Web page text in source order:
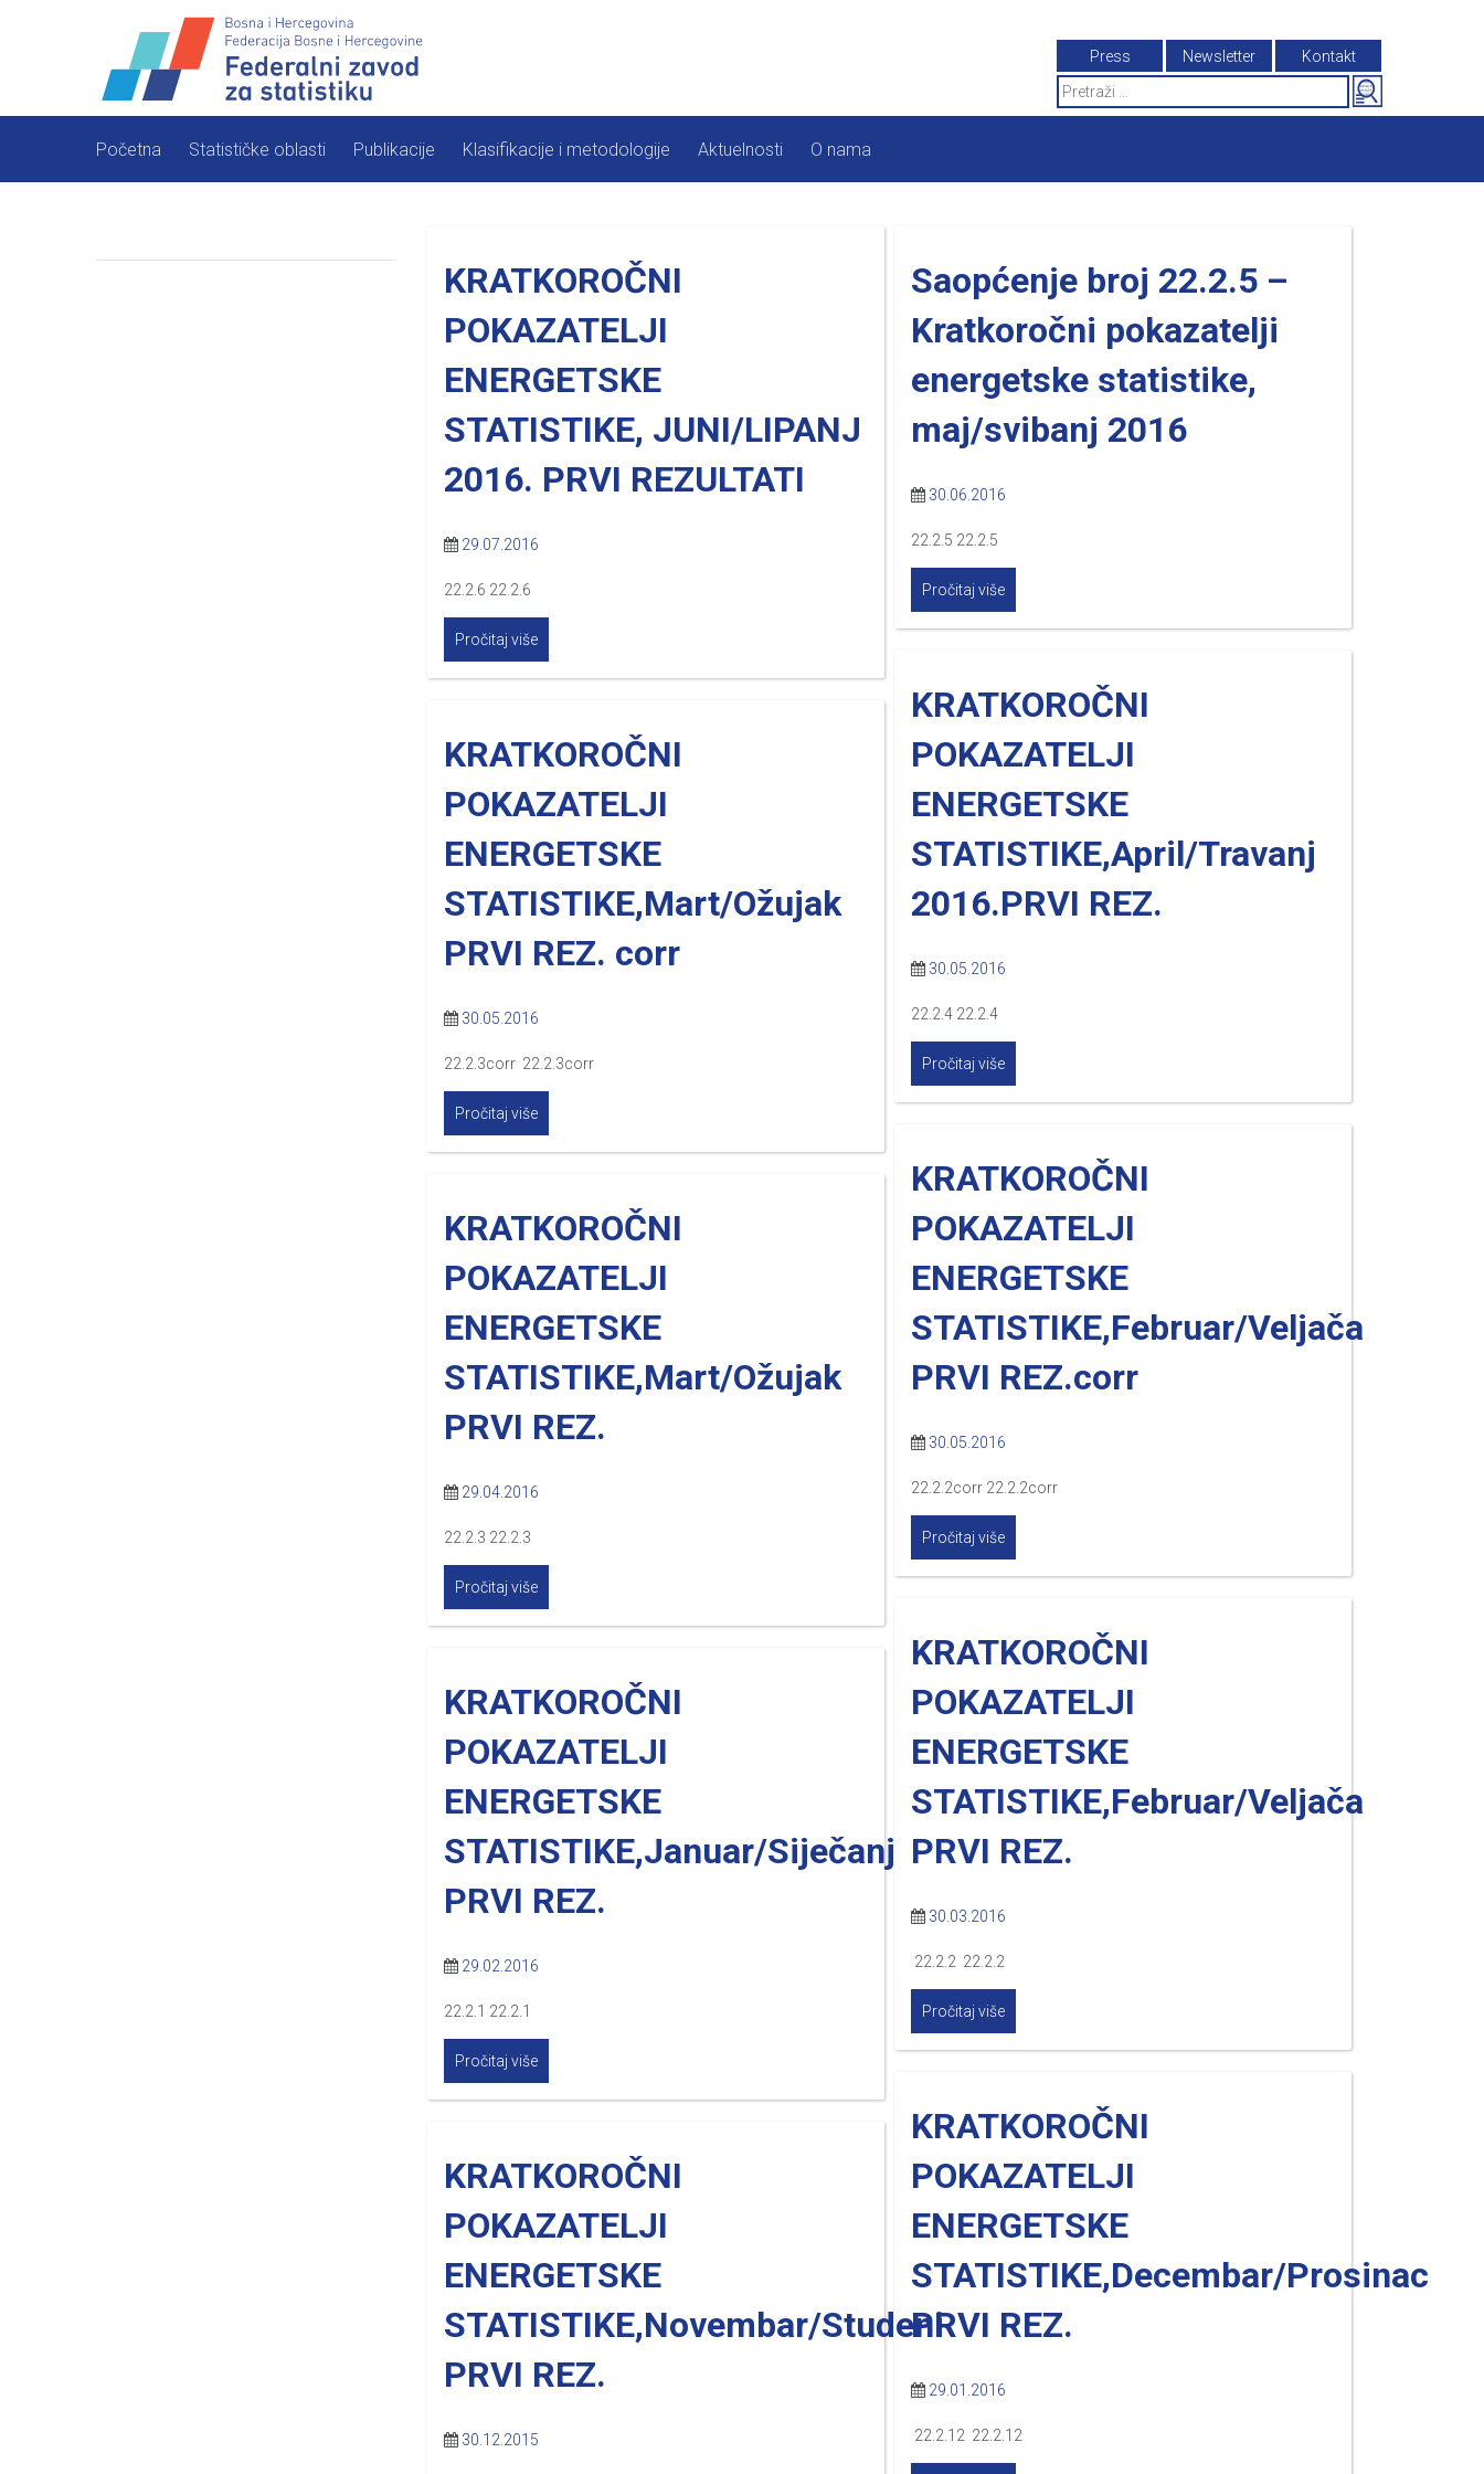
Press Newsletter
Kontakt
Search
for:
Početna Statističke oblasti Publikacije Klasifikacije i metodologije Aktuelnosti O nama
KRATKOROČNI
POKAZATELJI
ENERGETSKE
STATISTIKE, JUNI/LIPANJ
2016. PRVI REZULTATI
29.07.2016
22.2.6 22.2.6
Pročitaj više
Saopćenje broj 22.2.5 –
Kratkoročni pokazatelji
energetske statistike,
maj/svibanj 2016
30.06.2016
22.2.5 22.2.5
Pročitaj više
KRATKOROČNI
POKAZATELJI
ENERGETSKE
STATISTIKE,April/Travanj
2016.PRVI REZ.
30.05.2016
22.2.4 22.2.4
Pročitaj više
KRATKOROČNI
POKAZATELJI
ENERGETSKE
STATISTIKE,Mart/Ožujak
PRVI REZ. corr
30.05.2016
22.2.3corr 22.2.3corr
Pročitaj više
KRATKOROČNI
POKAZATELJI
ENERGETSKE
STATISTIKE,Februar/Veljača
PRVI REZ.corr
30.05.2016
22.2.2corr 22.2.2corr
Pročitaj više
KRATKOROČNI
POKAZATELJI
ENERGETSKE
STATISTIKE,Mart/Ožujak
PRVI REZ.
29.04.2016
22.2.3 22.2.3
Pročitaj više
KRATKOROČNI
POKAZATELJI
ENERGETSKE
STATISTIKE,Februar/Veljača
PRVI REZ.
30.03.2016
22.2.2 22.2.2
Pročitaj više
KRATKOROČNI
POKAZATELJI
ENERGETSKE
STATISTIKE,Januar/Siječanj
PRVI REZ.
29.02.2016
22.2.1 22.2.1
Pročitaj više
KRATKOROČNI
POKAZATELJI
ENERGETSKE
STATISTIKE,Decembar/Prosinac
PRVI REZ.
29.01.2016
22.2.12 22.2.12
KRATKOROČNI
POKAZATELJI
ENERGETSKE
STATISTIKE,Novembar/Studeni
PRVI REZ.
30.12.2015